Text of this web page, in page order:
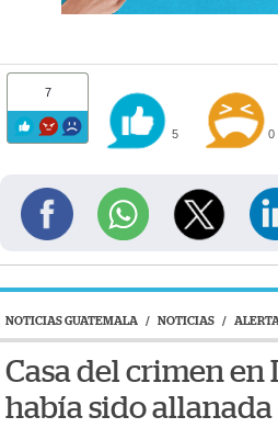
7
5 0
NOTICIAS GUATEMALA / NOTICIAS /
Casa del crimen en
había sido allanada